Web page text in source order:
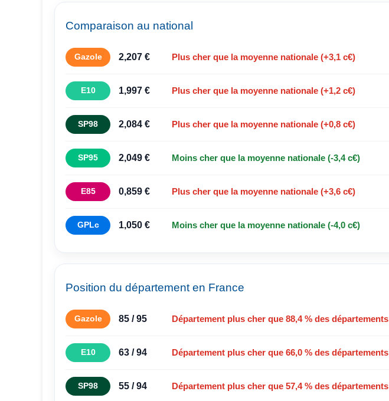
Comparaison au national
Gazole 2,207 € Plus cher que la moyenne nationale (+3,1 c€)
E10 1,997 € Plus cher que la moyenne nationale (+1,2 c€)
SP98 2,084 € Plus cher que la moyenne nationale (+0,8 c€)
SP95 2,049 € Moins cher que la moyenne nationale (-3,4 c€)
E85 0,859 € Plus cher que la moyenne nationale (+3,6 c€)
GPLc 1,050 € Moins cher que la moyenne nationale (-4,0 c€)
Position du département en France
Gazole 85 / 95 Département plus cher que 88,4 % des départements
E10 63 / 94 Département plus cher que 66,0 % des départements
SP98 55 / 94 Département plus cher que 57,4 % des départements